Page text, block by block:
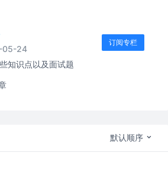
05-24
订阅专栏
知识点以及面试题
默认顺序